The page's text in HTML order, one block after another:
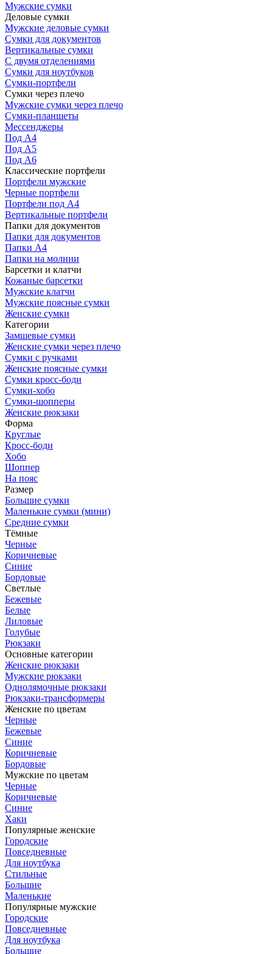
Мужские сумки
Деловые сумки
Мужские деловые сумки
Сумки для документов
Вертикальные сумки
С двумя отделениями
Сумки для ноутбуков
Сумки-портфели
Сумки через плечо
Мужские сумки через плечо
Сумки-планшеты
Мессенджеры
Под А4
Под А5
Под А6
Классические портфели
Портфели мужские
Черные портфели
Портфели под А4
Вертикальные портфели
Папки для документов
Папки для документов
Папки А4
Папки на молнии
Барсетки и клатчи
Кожаные барсетки
Мужские клатчи
Мужские поясные сумки
Женские сумки
Категории
Замшевые сумки
Женские сумки через плечо
Сумки с ручками
Женские поясные сумки
Сумки кросс-боди
Сумки-хобо
Сумки-шопперы
Женские рюкзаки
Форма
Круглые
Кросс-боди
Хобо
Шоппер
На пояс
Размер
Большие сумки
Маленькие сумки (мини)
Средние сумки
Тёмные
Черные
Коричневые
Синие
Бордовые
Светлые
Бежевые
Белые
Лиловые
Голубые
Рюкзаки
Основные категории
Женские рюкзаки
Мужские рюкзаки
Однолямочные рюкзаки
Рюкзаки-трансформеры
Женские по цветам
Черные
Бежевые
Синие
Коричневые
Бордовые
Мужские по цветам
Черные
Коричневые
Синие
Хаки
Популярные женские
Городские
Повседневные
Для ноутбука
Стильные
Большие
Маленькие
Популярные мужские
Городские
Повседневные
Для ноутбука
Большие